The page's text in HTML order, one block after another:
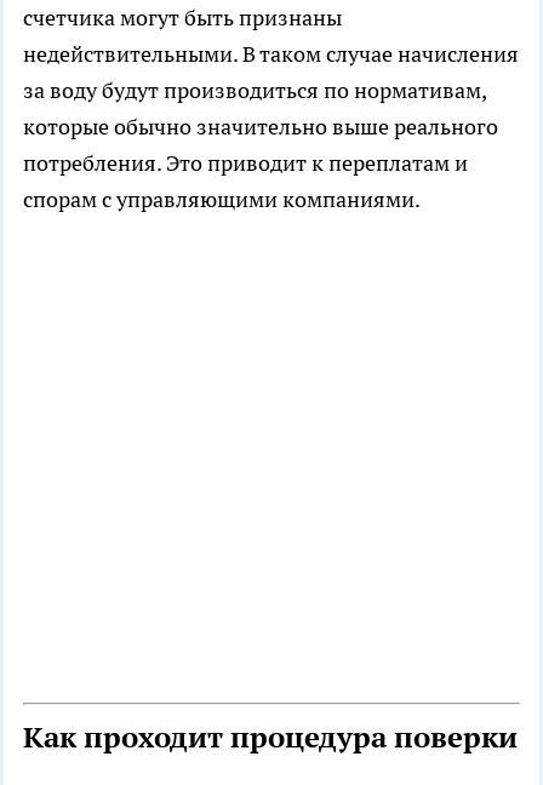
счетчика могут быть признаны
недействительными. В таком случае начисления
за воду будут производиться по нормативам,
которые обычно значительно выше реального
потребления. Это приводит к переплатам и
спорам с управляющими компаниями.
Как проходит процедура поверки